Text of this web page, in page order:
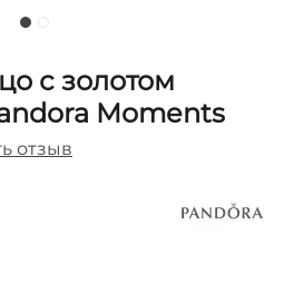
с золотом
Moments
отзыв